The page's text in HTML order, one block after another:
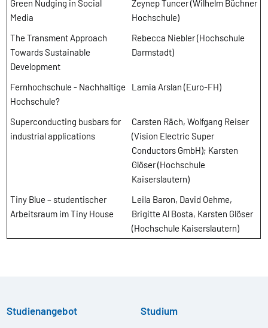
Green Nudging in Social
Media
Zeynep Tuncer (Wilhelm Büchner
Hochschule)
The Transment Approach
Towards Sustainable
Development
Rebecca Niebler (Hochschule
Darmstadt)
Fernhochschule - Nachhaltige
Hochschule?
Lamia Arslan (Euro-FH)
Superconducting busbars for
industrial applications
Carsten Räch, Wolfgang Reiser
(Vision Electric Super
Conductors GmbH); Karsten
Glöser (Hochschule
Kaiserslautern)
Tiny Blue – studentischer
Arbeitsraum im Tiny House
Leila Baron, David Oehme,
Brigitte Al Bosta, Karsten Glöser
(Hochschule Kaiserslautern)
Studienangebot Studium